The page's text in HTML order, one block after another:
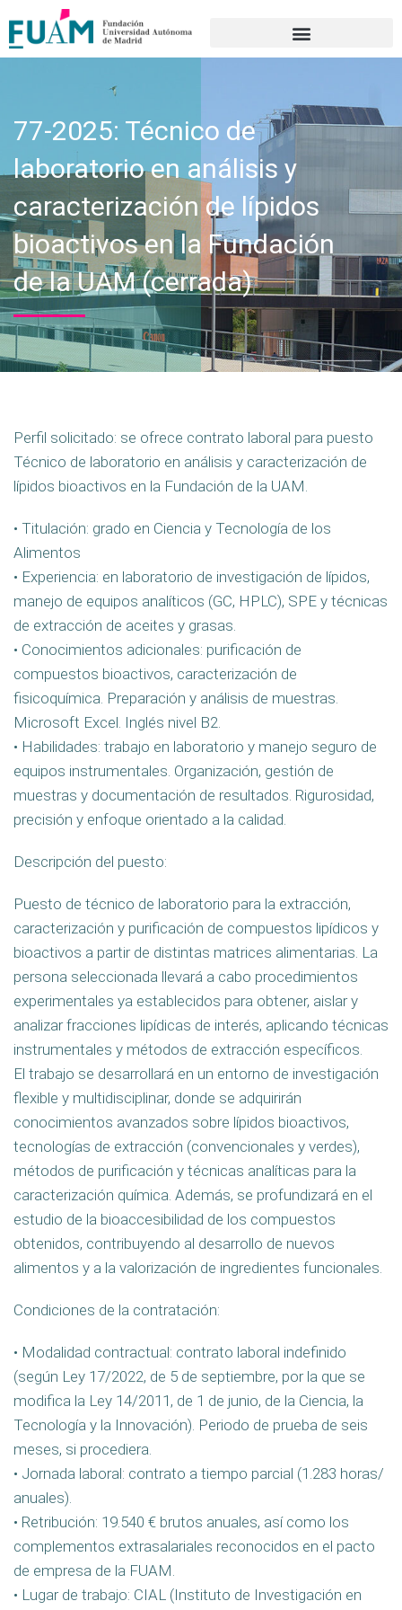
77-2025: Técnico de
laboratorio en análisis y
caracterización de lípidos
bioactivos en la Fundación
de la UAM (cerrada)
Perfil solicitado: se ofrece contrato laboral para puesto
Técnico de laboratorio en análisis y caracterización de
lípidos bioactivos en la Fundación de la UAM.
• Titulación: grado en Ciencia y Tecnología de los
Alimentos
• Experiencia: en laboratorio de investigación de lípidos,
manejo de equipos analíticos (GC, HPLC), SPE y técnicas
de extracción de aceites y grasas.
• Conocimientos adicionales: purificación de
compuestos bioactivos, caracterización de
fisicoquímica. Preparación y análisis de muestras.
Microsoft Excel. Inglés nivel B2.
• Habilidades: trabajo en laboratorio y manejo seguro de
equipos instrumentales. Organización, gestión de
muestras y documentación de resultados. Rigurosidad,
precisión y enfoque orientado a la calidad.
Descripción del puesto:
Puesto de técnico de laboratorio para la extracción,
caracterización y purificación de compuestos lipídicos y
bioactivos a partir de distintas matrices alimentarias. La
persona seleccionada llevará a cabo procedimientos
experimentales ya establecidos para obtener, aislar y
analizar fracciones lipídicas de interés, aplicando técnicas
instrumentales y métodos de extracción específicos.
El trabajo se desarrollará en un entorno de investigación
flexible y multidisciplinar, donde se adquirirán
conocimientos avanzados sobre lípidos bioactivos,
tecnologías de extracción (convencionales y verdes),
métodos de purificación y técnicas analíticas para la
caracterización química. Además, se profundizará en el
estudio de la bioaccesibilidad de los compuestos
obtenidos, contribuyendo al desarrollo de nuevos
alimentos y a la valorización de ingredientes funcionales.
Condiciones de la contratación:
• Modalidad contractual: contrato laboral indefinido
(según Ley 17/2022, de 5 de septiembre, por la que se
modifica la Ley 14/2011, de 1 de junio, de la Ciencia, la
Tecnología y la Innovación). Periodo de prueba de seis
meses, si procediera.
• Jornada laboral: contrato a tiempo parcial (1.283 horas/
anuales).
• Retribución: 19.540 € brutos anuales, así como los
complementos extrasalariales reconocidos en el pacto
de empresa de la FUAM.
• Lugar de trabajo: CIAL (Instituto de Investigación en